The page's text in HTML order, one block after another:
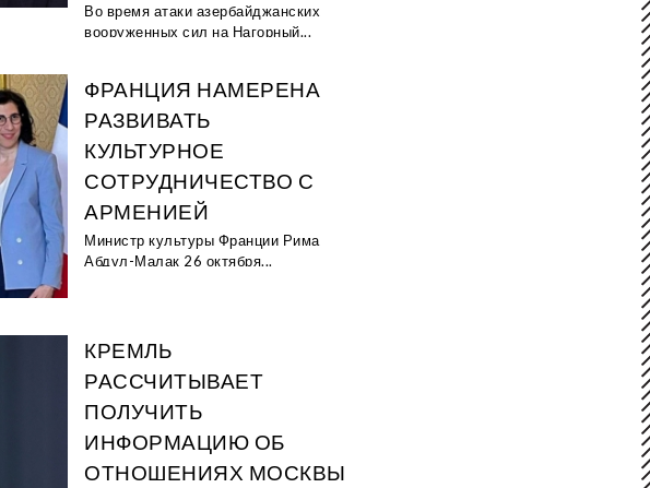
Во время атаки азербайджанских
вооруженных сил на Нагорный...
ФРАНЦИЯ НАМЕРЕНА
РАЗВИВАТЬ
КУЛЬТУРНОЕ
СОТРУДНИЧЕСТВО С
АРМЕНИЕЙ
Министр культуры Франции Рима
Абдул-Малак 26 октября...
КРЕМЛЬ
РАССЧИТЫВАЕТ
ПОЛУЧИТЬ
ИНФОРМАЦИЮ ОБ
ОТНОШЕНИЯХ МОСКВЫ